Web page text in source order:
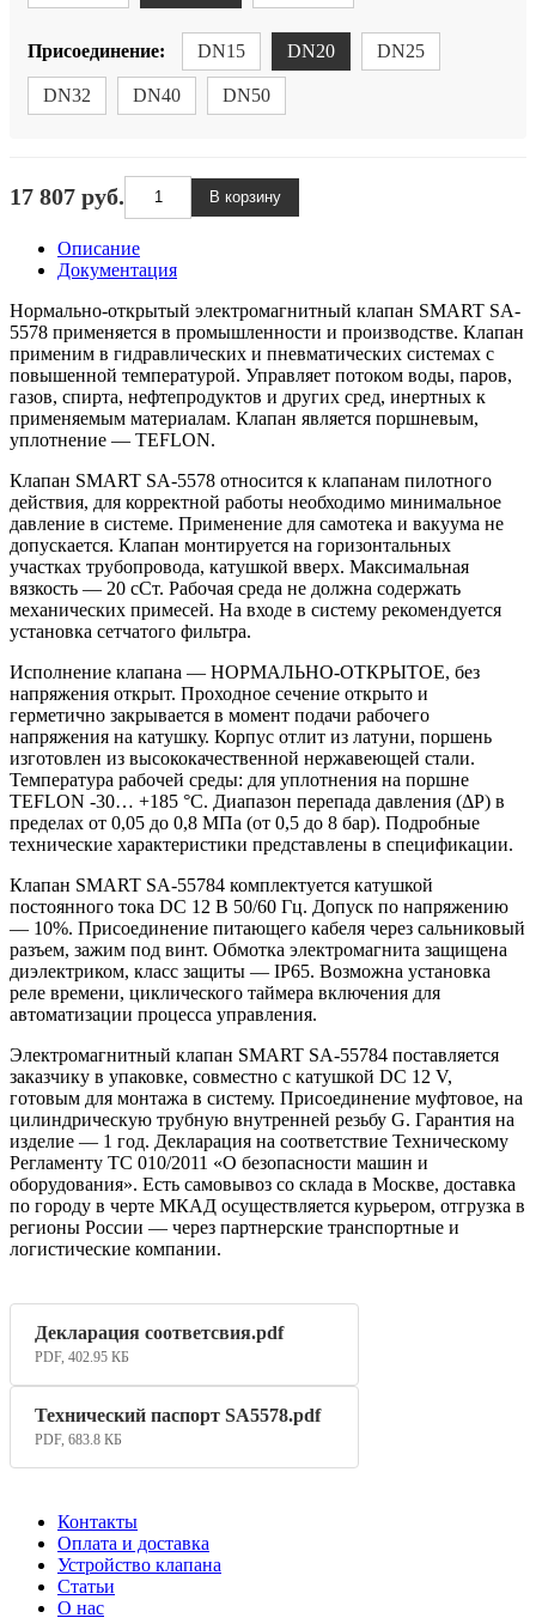
Присоединение: DN15 DN20 DN25
DN32 DN40 DN50
17 807 руб.
Описание
Документация
Нормально-открытый электромагнитный клапан SMART SA-
5578 применяется в промышленности и производстве. Клапан
применим в гидравлических и пневматических системах с
повышенной температурой. Управляет потоком воды, паров,
газов, спирта, нефтепродуктов и других сред, инертных к
применяемым материалам. Клапан является поршневым,
уплотнение — TEFLON.
Клапан SMART SA-5578 относится к клапанам пилотного
действия, для корректной работы необходимо минимальное
давление в системе. Применение для самотека и вакуума не
допускается. Клапан монтируется на горизонтальных
участках трубопровода, катушкой вверх. Максимальная
вязкость — 20 сСт. Рабочая среда не должна содержать
механических примесей. На входе в систему рекомендуется
установка сетчатого фильтра.
Исполнение клапана — НОРМАЛЬНО-ОТКРЫТОЕ, без
напряжения открыт. Проходное сечение открыто и
герметично закрывается в момент подачи рабочего
напряжения на катушку. Корпус отлит из латуни, поршень
изготовлен из высококачественной нержавеющей стали.
Температура рабочей среды: для уплотнения на поршне
TEFLON -30… +185 °С. Диапазон перепада давления (ΔP) в
пределах от 0,05 до 0,8 МПа (от 0,5 до 8 бар). Подробные
технические характеристики представлены в спецификации.
Клапан SMART SA-55784 комплектуется катушкой
постоянного тока DC 12 В 50/60 Гц. Допуск по напряжению
— 10%. Присоединение питающего кабеля через сальниковый
разъем, зажим под винт. Обмотка электромагнита защищена
диэлектриком, класс защиты — IP65. Возможна установка
реле времени, циклического таймера включения для
автоматизации процесса управления.
Электромагнитный клапан SMART SA-55784 поставляется
заказчику в упаковке, совместно с катушкой DC 12 V,
готовым для монтажа в систему. Присоединение муфтовое, на
цилиндрическую трубную внутренней резьбу G. Гарантия на
изделие — 1 год. Декларация на соответствие Техническому
Регламенту ТС 010/2011 «О безопасности машин и
оборудования». Есть самовывоз со склада в Москве, доставка
по городу в черте МКАД осуществляется курьером, отгрузка в
регионы России — через партнерские транспортные и
логистические компании.
Декларация соответсвия.pdf
PDF, 402.95 КБ
Технический паспорт SA5578.pdf
PDF, 683.8 КБ
Контакты
Оплата и доставка
Устройство клапана
Статьи
О нас